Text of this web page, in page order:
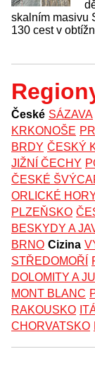
skalním masivu
130 cest v
České SÁZAVA
KRKONOŠE
BRDY ČESKÝ
JIŽNÍ ČECHY
ČESKÉ
ORLICKÉ
PLZEŇSKO
BESKYDY A
BRNO Cizina
STŘEDOMOŘÍ
DOLOMITY A
MONT BLANC
RAKOUSKO
CHORVATSKO